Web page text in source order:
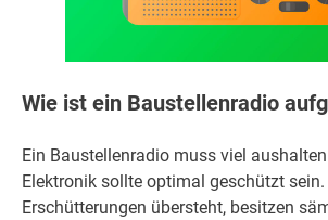
Wie ist ein Baustellenradio
Ein Baustellenradio muss viel
Elektronik sollte optimal geschützt
Erschütterungen übersteht, besitzen